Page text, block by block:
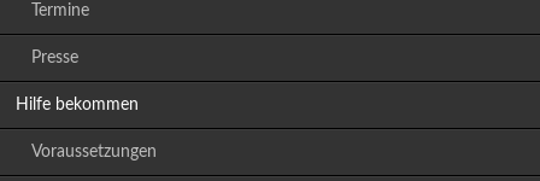
Termine
Presse
Hilfe bekommen
Voraussetzungen